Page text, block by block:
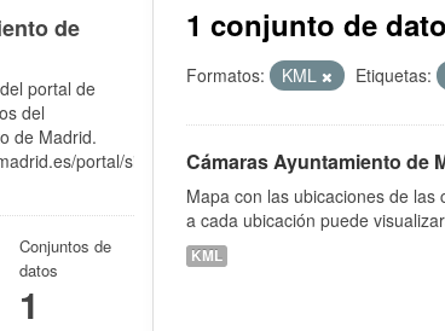
1 conjunto de
Formatos: KML Etiquetas:
Cámaras Ayuntamiento de
Mapa con las ubicaciones de
a cada ubicación puede
KML
de
portal de
del
de Madrid.
portal/site/egob
Conjuntos de
datos
1